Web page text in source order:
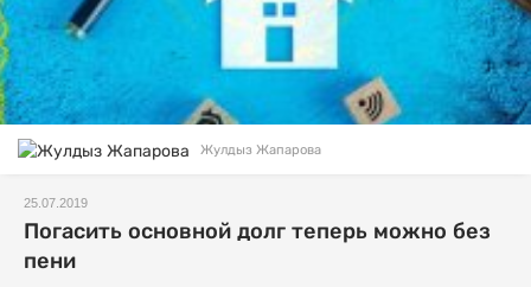
Жулдыз Жапарова
25.07.2019
Погасить основной долг теперь можно без
пени